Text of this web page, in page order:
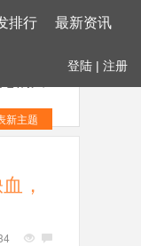
排行 最新资讯
登陆 | 注册
新主题
，